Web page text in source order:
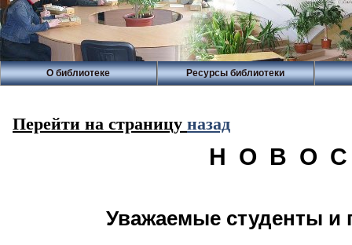
О библиотеке Ресурсы библиотеки
Перейти на страницу назад
Н О В О
Уважаемые студенты и